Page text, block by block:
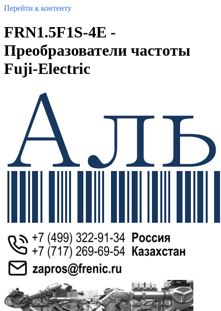
Перейти к контенту
FRN1.5F1S-4E -
Преобразователи частоты
Fuji-Electric